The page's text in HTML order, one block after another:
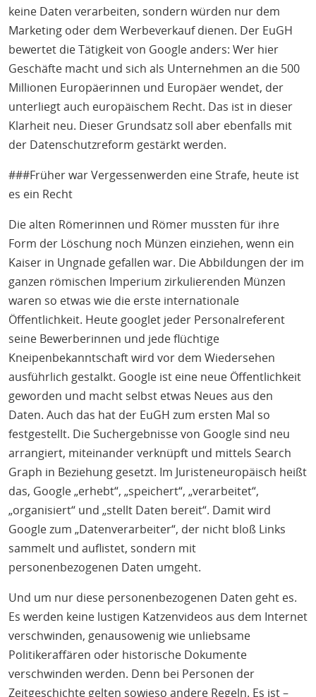
keine Daten verarbeiten, sondern würden nur dem
Marketing oder dem Werbeverkauf dienen. Der EuGH
bewertet die Tätigkeit von Google anders: Wer hier
Geschäfte macht und sich als Unternehmen an die 500
Millionen Europäerinnen und Europäer wendet, der
unterliegt auch europäischem Recht. Das ist in dieser
Klarheit neu. Dieser Grundsatz soll aber ebenfalls mit
der Datenschutzreform gestärkt werden.
###Früher war Vergessenwerden eine Strafe, heute ist
es ein Recht
Die alten Römerinnen und Römer mussten für ihre
Form der Löschung noch Münzen einziehen, wenn ein
Kaiser in Ungnade gefallen war. Die Abbildungen der im
ganzen römischen Imperium zirkulierenden Münzen
waren so etwas wie die erste internationale
Öffentlichkeit. Heute googlet jeder Personalreferent
seine Bewerberinnen und jede flüchtige
Kneipenbekanntschaft wird vor dem Wiedersehen
ausführlich gestalkt. Google ist eine neue Öffentlichkeit
geworden und macht selbst etwas Neues aus den
Daten. Auch das hat der EuGH zum ersten Mal so
festgestellt. Die Suchergebnisse von Google sind neu
arrangiert, miteinander verknüpft und mittels Search
Graph in Beziehung gesetzt. Im Juristeneuropäisch heißt
das, Google „erhebt“, „speichert“, „verarbeitet“,
„organisiert“ und „stellt Daten bereit“. Damit wird
Google zum „Datenverarbeiter“, der nicht bloß Links
sammelt und auflistet, sondern mit
personenbezogenen Daten umgeht.
Und um nur diese personenbezogenen Daten geht es.
Es werden keine lustigen Katzenvideos aus dem Internet
verschwinden, genausowenig wie unliebsame
Politikeraffären oder historische Dokumente
verschwinden werden. Denn bei Personen der
Zeitgeschichte gelten sowieso andere Regeln. Es ist –